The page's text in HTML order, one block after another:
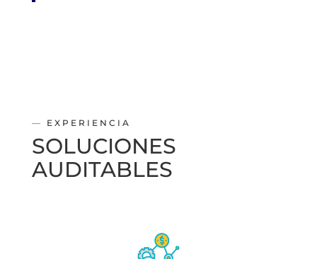
— EXPERIENCIA
SOLUCIONES
AUDITABLES